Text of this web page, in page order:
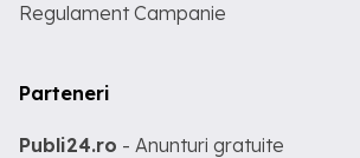
Regulament Campanie
Parteneri
Publi24.ro - Anunturi gratuite